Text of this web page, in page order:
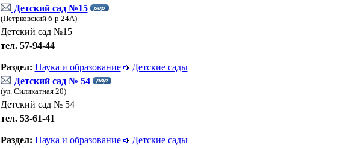
Детский сад №15
(Петрковский б-р 24А)
Детский сад №15
тел. 57-94-44
Раздел: Наука и образование
Детские сады
Детский сад № 54
(ул. Силикатная 20)
Детский сад № 54
тел. 53-61-41
Раздел: Наука и образование
Детские сады